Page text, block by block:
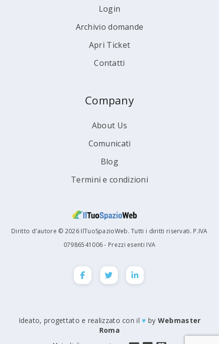
Login
Archivio domande
Apri Ticket
Contatti
Company
About Us
Comunicati
Blog
Termini e condizioni
Diritto d'autore © 2026 IlTuoSpazioWeb. Tutti i diritti riservati. P.IVA
07986541006 - Prezzi esenti IVA
Ideato, progettato e realizzato con il♥ by Webmaster
Roma